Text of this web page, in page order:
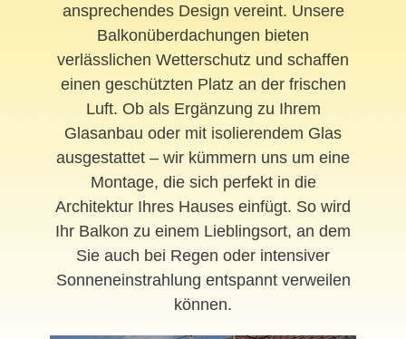
ansprechendes Design vereint. Unsere
Balkonüberdachungen bieten
verlässlichen Wetterschutz und schaffen
einen geschützten Platz an der frischen
Luft. Ob als Ergänzung zu Ihrem
Glasanbau oder mit isolierendem Glas
ausgestattet – wir kümmern uns um eine
Montage, die sich perfekt in die
Architektur Ihres Hauses einfügt. So wird
Ihr Balkon zu einem Lieblingsort, an dem
Sie auch bei Regen oder intensiver
Sonneneinstrahlung entspannt verweilen
können.